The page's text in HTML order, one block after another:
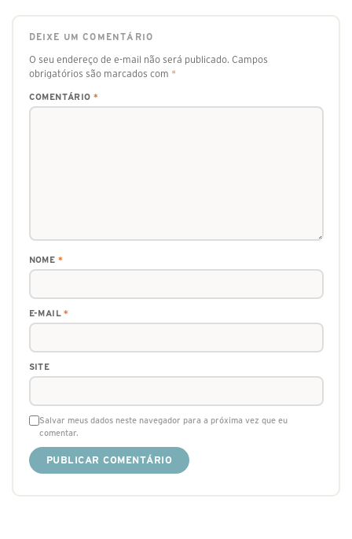
DEIXE UM COMENTÁRIO
O seu endereço de e-mail não será publicado. Campos
obrigatórios são marcados com *
COMENTÁRIO *
NOME *
E-MAIL*
SITE
Salvar meus dados neste navegador para a próxima vez que eu
comentar.